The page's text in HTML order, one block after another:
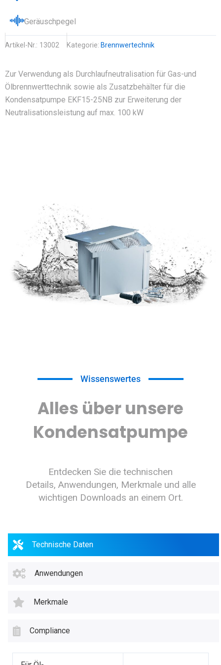
Geräuschpegel
Artikel-Nr.: 13002 Kategorie: Brennwertechnik
Zur Verwendung als Durchlaufneutralisation für Gas-und
Ölbrennwerttechnik sowie als Zusatzbehälter für die
Kondensatpumpe EKF15-25NB zur Erweiterung der
Neutralisationsleistung auf max. 100 kW
Wissenswertes
Alles über unsere
Kondensatpumpe
Entdecken Sie die technischen
Details, Anwendungen, Merkmale und alle
wichtigen Downloads an einem Ort.
Technische Daten
Anwendungen
Merkmale
Compliance